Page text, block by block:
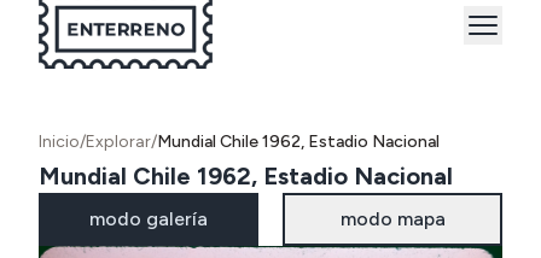
Inicio/Explorar/Mundial Chile 1962, Estadio Nacional
Mundial Chile 1962, Estadio Nacional
modo galería modo mapa